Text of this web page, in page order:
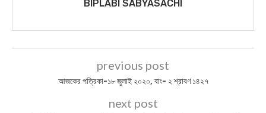
BIPLABI SABYASACHI
previous post
আজকের পত্রিকা-১৮ জুলাই ২০২০, বাং- ২ শ্রাবণ ১৪২৭
next post